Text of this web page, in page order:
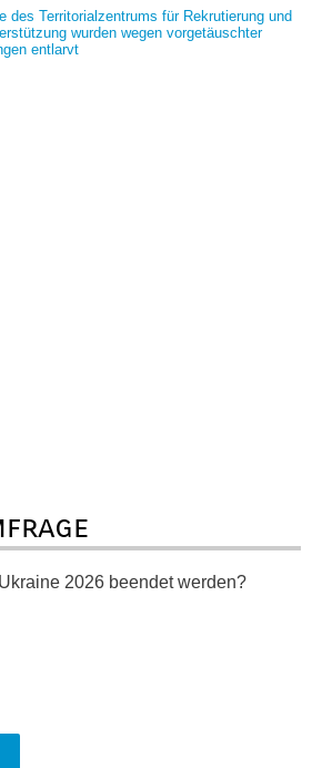
des Territorialzentrums für Rekrutierung und
wurden wegen vorgetäuschter
entlarvt
2026 beendet werden?